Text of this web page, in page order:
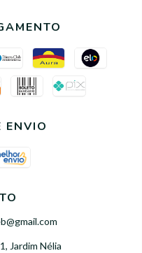
ENVIO
Jardim Nélia